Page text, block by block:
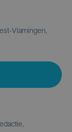
Vlamingen,